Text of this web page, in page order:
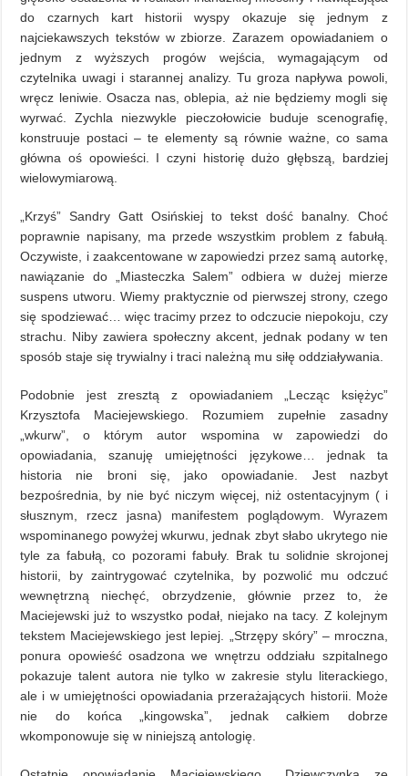
do czarnych kart historii wyspy okazuje się jednym z
najciekawszych tekstów w zbiorze. Zarazem opowiadaniem o
jednym z wyższych progów wejścia, wymagającym od
czytelnika uwagi i starannej analizy. Tu groza napływa powoli,
wręcz leniwie. Osacza nas, oblepia, aż nie będziemy mogli się
wyrwać. Zychla niezwykle pieczołowicie buduje scenografię,
konstruuje postaci – te elementy są równie ważne, co sama
główna oś opowieści. I czyni historię dużo głębszą, bardziej
wielowymiarową.
„Krzyś” Sandry Gatt Osińskiej to tekst dość banalny. Choć
poprawnie napisany, ma przede wszystkim problem z fabułą.
Oczywiste, i zaakcentowane w zapowiedzi przez samą autorkę,
nawiązanie do „Miasteczka Salem” odbiera w dużej mierze
suspens utworu. Wiemy praktycznie od pierwszej strony, czego
się spodziewać… więc tracimy przez to odczucie niepokoju, czy
strachu. Niby zawiera społeczny akcent, jednak podany w ten
sposób staje się trywialny i traci należną mu siłę oddziaływania.
Podobnie jest zresztą z opowiadaniem „Lecząc księżyc”
Krzysztofa Maciejewskiego. Rozumiem zupełnie zasadny
„wkurw”, o którym autor wspomina w zapowiedzi do
opowiadania, szanuję umiejętności językowe… jednak ta
historia nie broni się, jako opowiadanie. Jest nazbyt
bezpośrednia, by nie być niczym więcej, niż ostentacyjnym ( i
słusznym, rzecz jasna) manifestem poglądowym. Wyrazem
wspominanego powyżej wkurwu, jednak zbyt słabo ukrytego nie
tyle za fabułą, co pozorami fabuły. Brak tu solidnie skrojonej
historii, by zaintrygować czytelnika, by pozwolić mu odczuć
wewnętrzną niechęć, obrzydzenie, głównie przez to, że
Maciejewski już to wszystko podał, niejako na tacy. Z kolejnym
tekstem Maciejewskiego jest lepiej. „Strzępy skóry” – mroczna,
ponura opowieść osadzona we wnętrzu oddziału szpitalnego
pokazuje talent autora nie tylko w zakresie stylu literackiego,
ale i w umiejętności opowiadania przerażających historii. Może
nie do końca „kingowska”, jednak całkiem dobrze
wkomponowuje się w niniejszą antologię.